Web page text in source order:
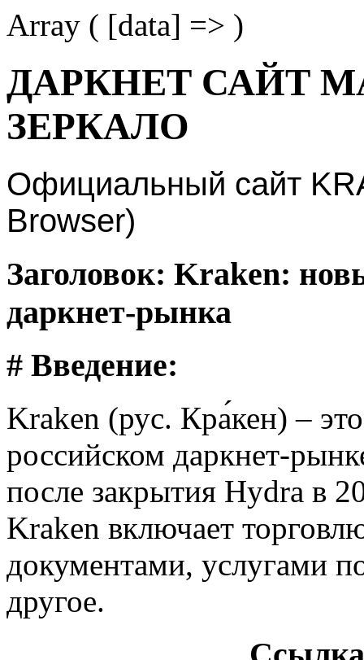
Array ( [data] => )
ДАРКНЕТ САЙТ
ЗЕРКАЛО
Официальный сайт
Browser)
Заголовок: Kraken:
даркнет-рынка
# Введение:
Kraken (рус. Кра́кен) –
российском даркнет-
после закрытия Hydra в
Kraken включает
документами, услугами
другое.